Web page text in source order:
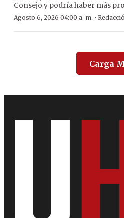
Consejo y podría haber más
Agosto 6, 2026 04:00 a. m. ·
Carga